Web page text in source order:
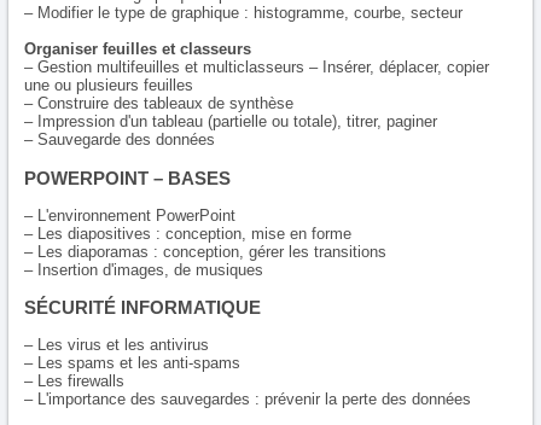
– Modifier le type de graphique : histogramme, courbe, secteur
Organiser feuilles et classeurs
– Gestion multifeuilles et multiclasseurs – Insérer, déplacer, copier
une ou plusieurs feuilles
– Construire des tableaux de synthèse
– Impression d'un tableau (partielle ou totale), titrer, paginer
– Sauvegarde des données
POWERPOINT – BASES
– L'environnement PowerPoint
– Les diapositives : conception, mise en forme
– Les diaporamas : conception, gérer les transitions
– Insertion d'images, de musiques
SÉCURITÉ INFORMATIQUE
– Les virus et les antivirus
– Les spams et les anti-spams
– Les firewalls
– L'importance des sauvegardes : prévenir la perte des données